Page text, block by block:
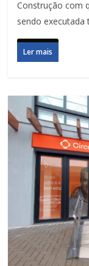
Construção com
sendo
Ler mais